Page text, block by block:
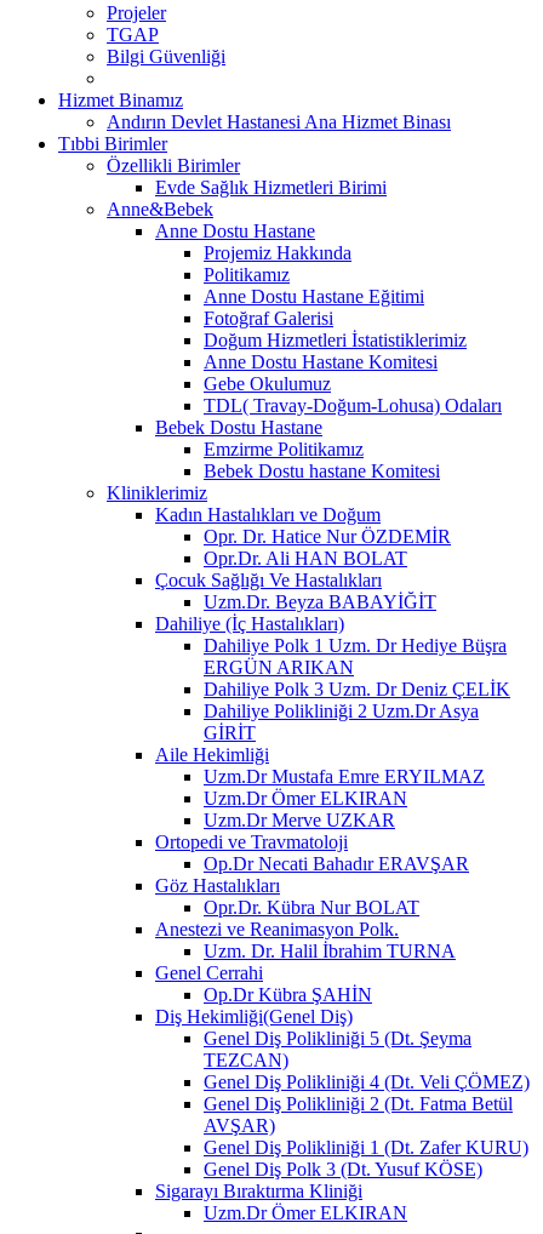
Projeler
TGAP
Bilgi Güvenliği
Hizmet Binamız
Andırın Devlet Hastanesi Ana Hizmet Binası
Tıbbi Birimler
Özellikli Birimler
Evde Sağlık Hizmetleri Birimi
Anne&Bebek
Anne Dostu Hastane
Projemiz Hakkında
Politikamız
Anne Dostu Hastane Eğitimi
Fotoğraf Galerisi
Doğum Hizmetleri İstatistiklerimiz
Anne Dostu Hastane Komitesi
Gebe Okulumuz
TDL( Travay-Doğum-Lohusa) Odaları
Bebek Dostu Hastane
Emzirme Politikamız
Bebek Dostu hastane Komitesi
Kliniklerimiz
Kadın Hastalıkları ve Doğum
Opr. Dr. Hatice Nur ÖZDEMİR
Opr.Dr. Ali HAN BOLAT
Çocuk Sağlığı Ve Hastalıkları
Uzm.Dr. Beyza BABAYİĞİT
Dahiliye (İç Hastalıkları)
Dahiliye Polk 1 Uzm. Dr Hediye Büşra
ERGÜN ARIKAN
Dahiliye Polk 3 Uzm. Dr Deniz ÇELİK
Dahiliye Polikliniği 2 Uzm.Dr Asya
GİRİT
Aile Hekimliği
Uzm.Dr Mustafa Emre ERYILMAZ
Uzm.Dr Ömer ELKIRAN
Uzm.Dr Merve UZKAR
Ortopedi ve Travmatoloji
Op.Dr Necati Bahadır ERAVŞAR
Göz Hastalıkları
Opr.Dr. Kübra Nur BOLAT
Anestezi ve Reanimasyon Polk.
Uzm. Dr. Halil İbrahim TURNA
Genel Cerrahi
Op.Dr Kübra ŞAHİN
Diş Hekimliği(Genel Diş)
Genel Diş Polikliniği 5 (Dt. Şeyma
TEZCAN)
Genel Diş Polikliniği 4 (Dt. Veli ÇÖMEZ)
Genel Diş Polikliniği 2 (Dt. Fatma Betül
AVŞAR)
Genel Diş Polikliniği 1 (Dt. Zafer KURU)
Genel Diş Polk 3 (Dt. Yusuf KÖSE)
Sigarayı Bıraktırma Kliniği
Uzm.Dr Ömer ELKIRAN